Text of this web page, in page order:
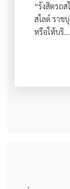
“รังสิตรถ
สไลด์ ราช
หรือให้บริ…